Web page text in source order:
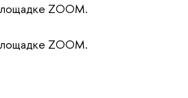
ZOOM.
ZOOM.